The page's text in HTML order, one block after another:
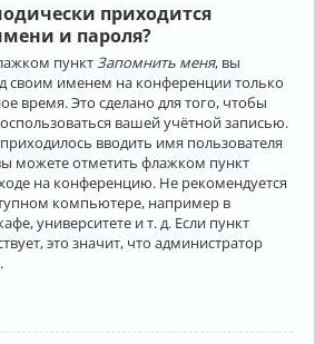
приходится
и пароля?
пунктЗапомнить меня, вы
своим именем на конференции только
время. Это сделано для того, чтобы
вашей учётной записью.
вводить имя пользователя
можете отметить флажком пункт
на конференцию. Не рекомендуется
компьютере, например в
университете и т. д. Если пункт
это значит, что администратор